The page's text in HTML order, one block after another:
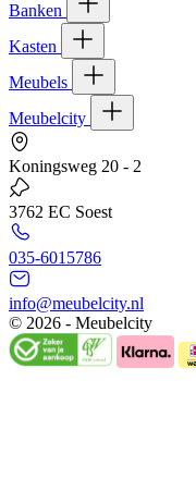
Banken
Kasten
Meubels
Meubelcity
Koningsweg 20 - 2
3762 EC Soest
035-6015786
info@meubelcity.nl
© 2026 - Meubelcity